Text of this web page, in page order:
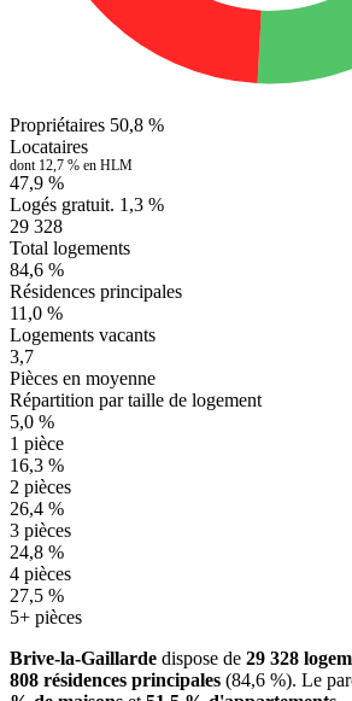
Propriétaires 50,8 %
Locataires
dont 12,7 % en HLM
47,9 %
Logés gratuit. 1,3 %
29 328
Total logements
84,6 %
Résidences principales
11,0 %
Logements vacants
3,7
Pièces en moyenne
Répartition par taille de logement
5,0 %
1 pièce
16,3 %
2 pièces
26,4 %
3 pièces
24,8 %
4 pièces
27,5 %
5+ pièces
Brive-la-Gaillarde dispose de 29 328
808 résidences principales (84,6 %). Le